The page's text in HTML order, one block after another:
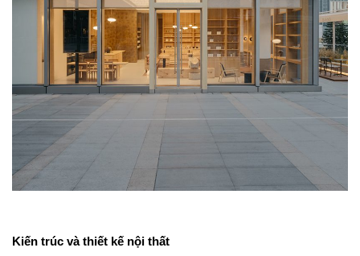
Kiến trúc và thiết kế nội thất